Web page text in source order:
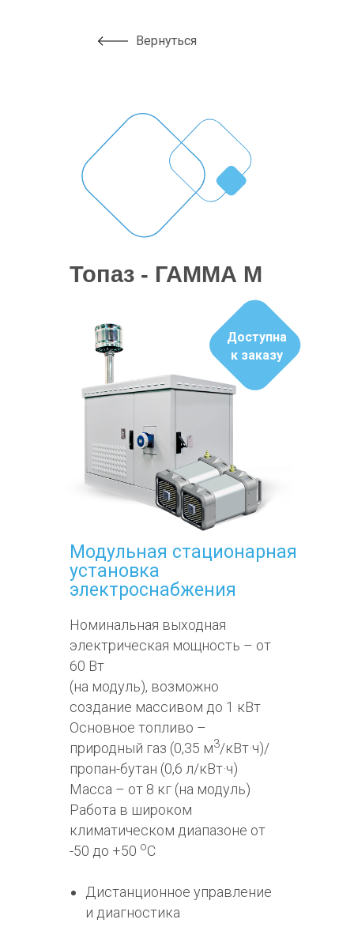
Вернуться
Номинальная выходная
электрическая мощность – от
60 Вт
(на модуль), возможно
создание массивом до 1 кВт
Основное топливо –
природный газ (0,35 м3/кВт·ч)/
пропан-бутан (0,6 л/кВт·ч)
Масса – от 8 кг (на модуль)
Работа в широком
климатическом диапазоне от
-50 до +50 оС
Дистанционное управление
и диагностика
Модульная стационарная
установка
электроснабжения
Топаз - ГАММА М
Доступна
к заказу